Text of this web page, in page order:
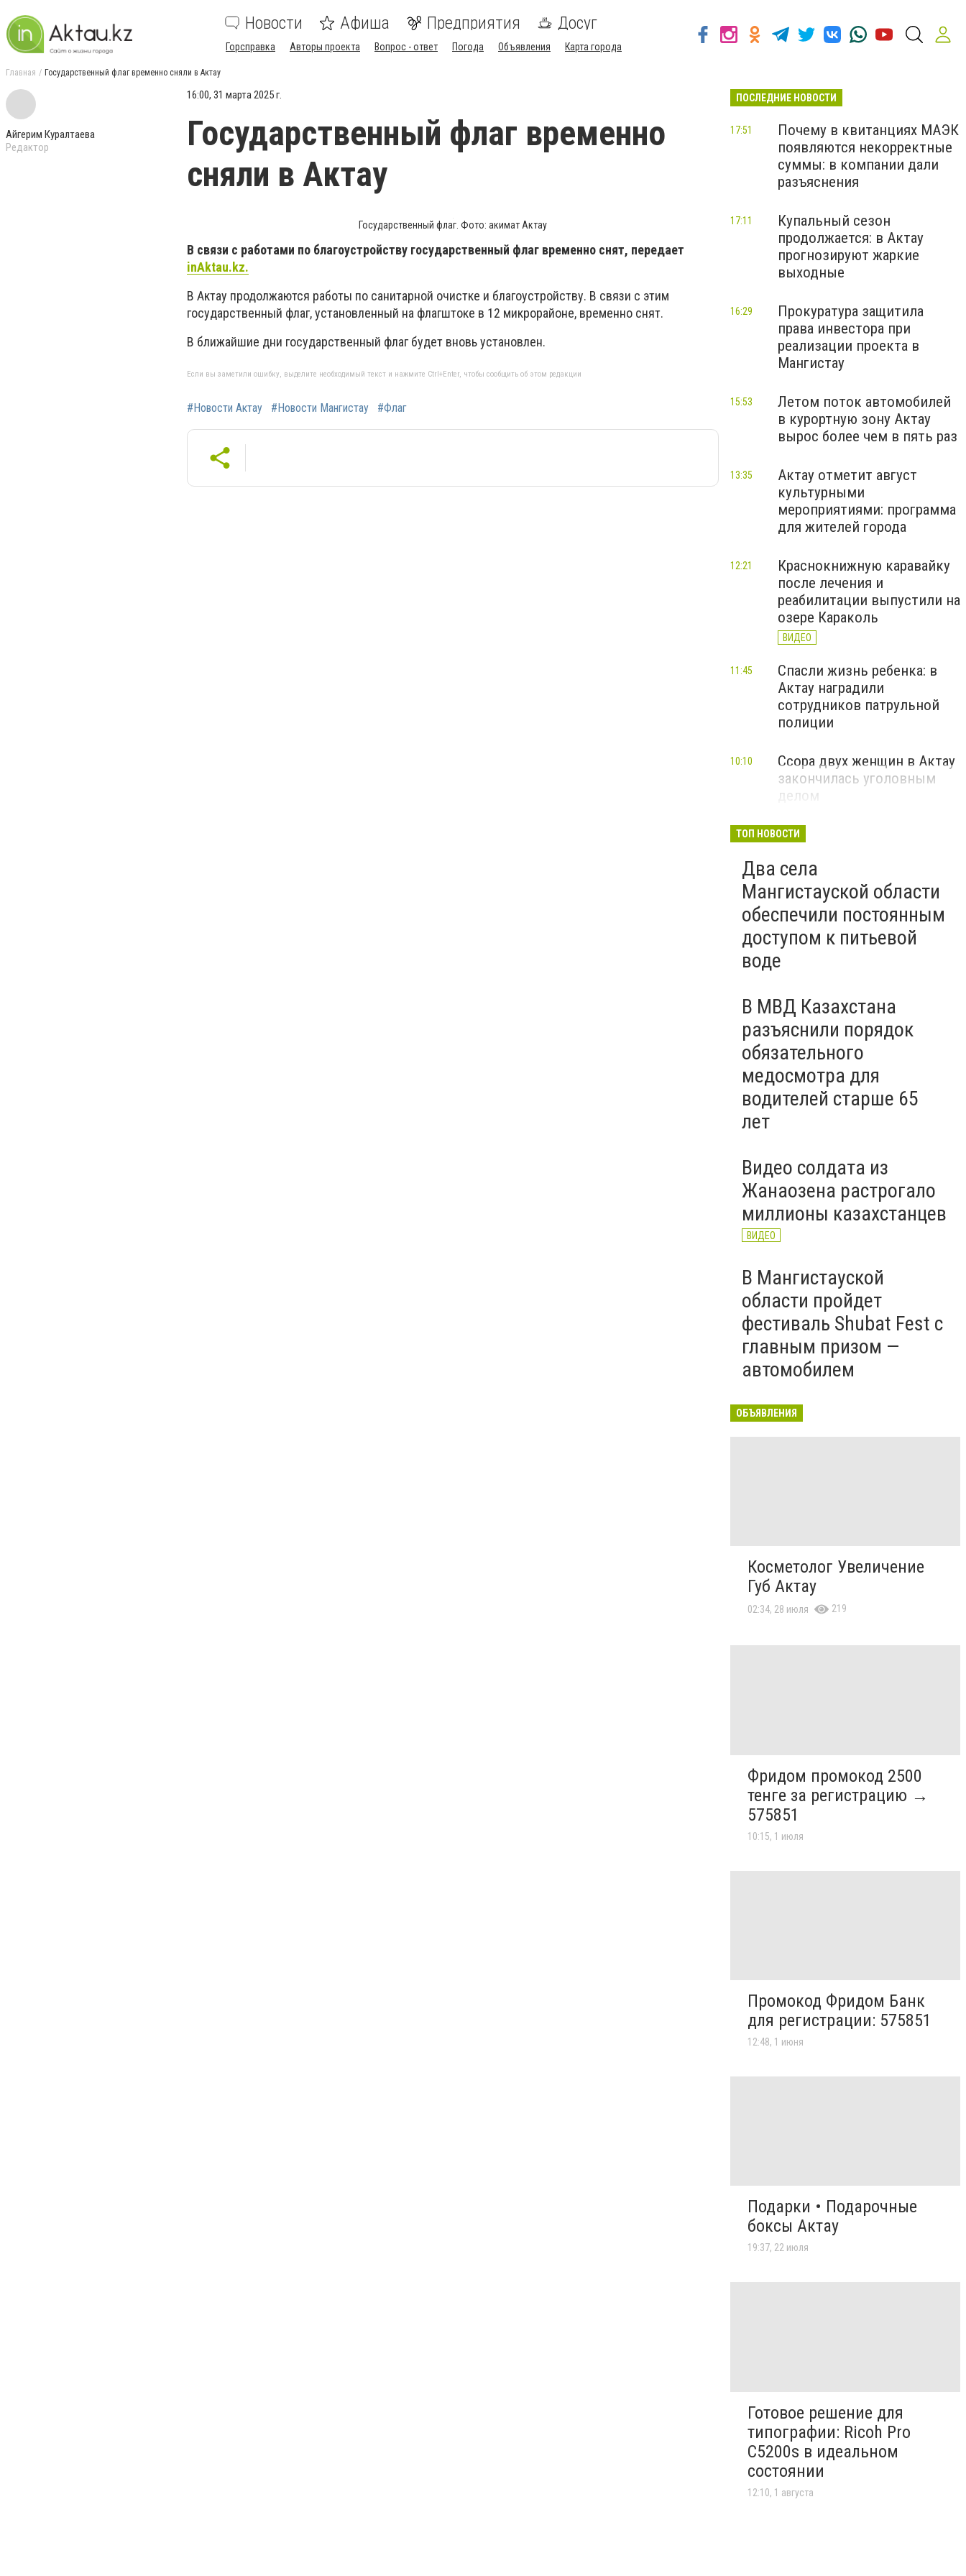
Новости Афиша Предприятия Досуг
Горсправка Авторы проекта Вопрос - ответ Погода Объявления Карта города
Главная Государственный флаг временно сняли в Актау
Айгерим Куралтаева
Редактор
16:00, 31 марта 2025 г.
Государственный флаг временно
сняли в Актау
Государственный флаг. Фото: акимат Актау
В связи с работами по благоустройству государственный флаг временно снят, передает
inAktau.kz.
В Актау продолжаются работы по санитарной очистке и благоустройству. В связи с этим
государственный флаг, установленный на флагштоке в 12 микрорайоне, временно снят.
В ближайшие дни государственный флаг будет вновь установлен.
Если вы заметили ошибку, выделите необходимый текст и нажмите Ctrl+Enter, чтобы сообщить об этом редакции
#Новости Актау #Новости Мангистау #Флаг
ПОСЛЕДНИЕ НОВОСТИ
Почему в квитанциях МАЭК
появляются некорректные
суммы: в компании дали
разъяснения
17:51
Купальный сезон
продолжается: в Актау
прогнозируют жаркие
выходные
17:11
Прокуратура защитила
права инвестора при
реализации проекта в
Мангистау
16:29
Летом поток автомобилей
в курортную зону Актау
вырос более чем в пять раз
15:53
Актау отметит август
культурными
мероприятиями: программа
для жителей города
13:35
Краснокнижную каравайку
после лечения и
реабилитации выпустили на
озере Караколь
ВИДЕО
12:21
Спасли жизнь ребенка: в
Актау наградили
сотрудников патрульной
полиции
11:45
Ссора двух женщин в Актау
закончилась уголовным
делом
10:10
ТОП НОВОСТИ
Два села
Мангистауской области
обеспечили постоянным
доступом к питьевой
воде
В МВД Казахстана
разъяснили порядок
обязательного
медосмотра для
водителей старше 65
лет
Видео солдата из
Жанаозена растрогало
миллионы казахстанцев
ВИДЕО
В Мангистауской
области пройдет
фестиваль Shubat Fest с
главным призом —
автомобилем
ОБЪЯВЛЕНИЯ
Косметолог Увеличение
Губ Актау
02:34, 28 июля 219
Фридом промокод 2500
тенге за регистрацию →
575851
10:15, 1 июля
Промокод Фридом Банк
для регистрации: 575851
12:48, 1 июня
Подарки • Подарочные
боксы Актау
19:37, 22 июля
Готовое решение для
типографии: Ricoh Pro
C5200s в идеальном
состоянии
12:10, 1 августа